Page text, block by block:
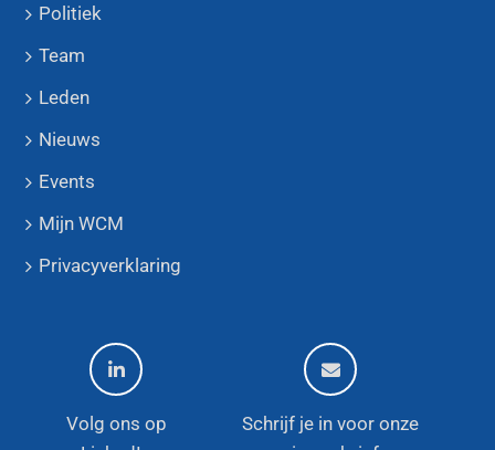
Politiek
Team
Leden
Nieuws
Events
Mijn WCM
Privacyverklaring
Volg ons op
Schrijf je in voor onze